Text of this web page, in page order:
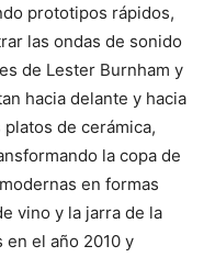
prototipos rápidos,
las ondas de sonido
de Lester Burnham y
hacia delante y hacia
de cerámica,
la copa de
en formas
vino y la jarra de la
el año 2010 y